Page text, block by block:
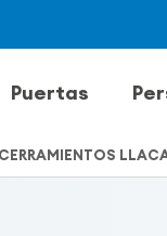
Puertas
CERRAMIENTOS